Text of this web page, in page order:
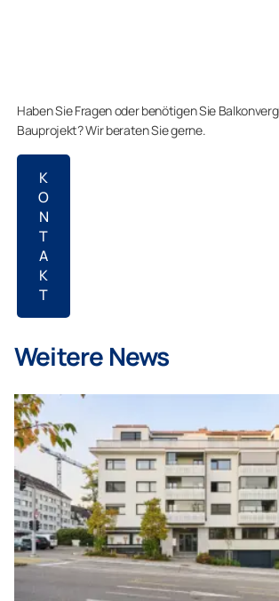
Haben Sie Fragen oder benötigen Sie
Bauprojekt? Wir beraten Sie gerne.
K
O
N
T
A
K
T
Weitere News